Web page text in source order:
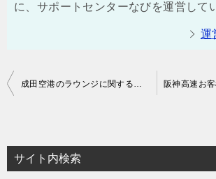
に、サポートセンターなびを運営
運
投
ビ
ゲ
成田空港のラウンジに関する問い合わせ先 | 航空会社やカード会社のラウンジも
サイト内検索